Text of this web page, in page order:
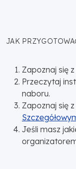
JAK
Zapoznaj się
Przeczytaj
naboru.
Zapoznaj się
Jeśli masz